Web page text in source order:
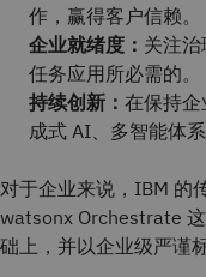
作，赢得客户信赖。
企业就绪度： 关注
任务应用所必需的。
持续创新： 在保持
成式 AI、多智能体
对于企业来说，IBM 的
watsonx Orchestrate
础上，并以企业级严谨